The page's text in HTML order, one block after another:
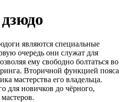
являются специальные
очередь они служат для
ему свободно болтаться во
Вторичной функцией пояса
мастерства его владельца.
для новичков до чёрного,